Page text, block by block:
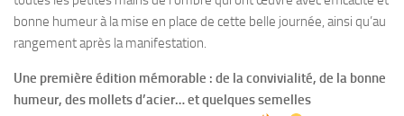
bonne humeur à la mise en place de cette belle journée, ainsi qu’au
rangement après la manifestation.
Une première édition mémorable : de la convivialité, de la bonne
humeur, des mollets d’acier… et quelques semelles